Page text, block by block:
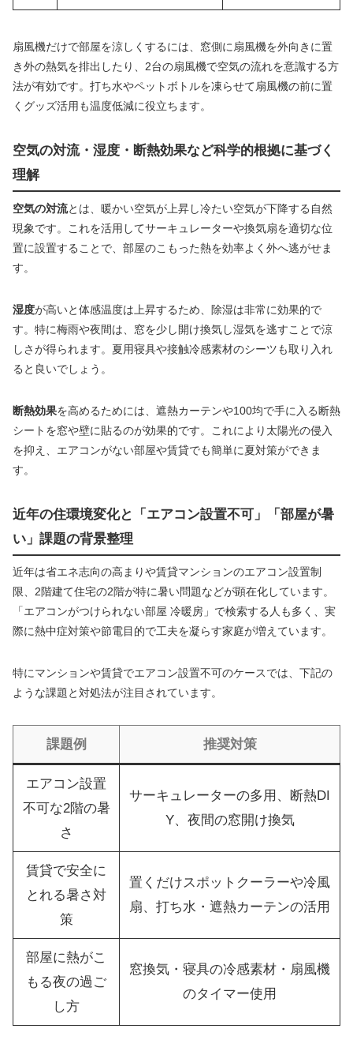
扇風機だけで部屋を涼しくするには、窓側に扇風機を外向きに置
き外の熱気を排出したり、2台の扇風機で空気の流れを意識する方
法が有効です。打ち水やペットボトルを凍らせて扇風機の前に置
くグッズ活用も温度低減に役立ちます。
空気の対流・湿度・断熱効果など科学的根拠に基づく
理解
空気の対流とは、暖かい空気が上昇し冷たい空気が下降する自然
現象です。これを活用してサーキュレーターや換気扇を適切な位
置に設置することで、部屋のこもった熱を効率よく外へ逃がせま
す。
湿度が高いと体感温度は上昇するため、除湿は非常に効果的で
す。特に梅雨や夜間は、窓を少し開け換気し湿気を逃すことで涼
しさが得られます。夏用寝具や接触冷感素材のシーツも取り入れ
ると良いでしょう。
断熱効果を高めるためには、遮熱カーテンや100均で手に入る断熱
シートを窓や壁に貼るのが効果的です。これにより太陽光の侵入
を抑え、エアコンがない部屋や賃貸でも簡単に夏対策ができま
す。
近年の住環境変化と「エアコン設置不可」「部屋が暑
い」課題の背景整理
近年は省エネ志向の高まりや賃貸マンションのエアコン設置制
限、2階建て住宅の2階が特に暑い問題などが顕在化しています。
「エアコンがつけられない部屋 冷暖房」で検索する人も多く、実
際に熱中症対策や節電目的で工夫を凝らす家庭が増えています。
特にマンションや賃貸でエアコン設置不可のケースでは、下記の
ような課題と対処法が注目されています。
課題例 推奨対策
エアコン設置
不可な2階の暑
さ
サーキュレーターの多用、断熱DI
Y、夜間の窓開け換気
賃貸で安全に
とれる暑さ対
策
置くだけスポットクーラーや冷風
扇、打ち水・遮熱カーテンの活用
部屋に熱がこ
もる夜の過ご
し方
窓換気・寝具の冷感素材・扇風機
のタイマー使用